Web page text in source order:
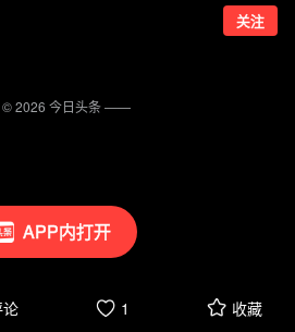
APP内打开
关注
1 收藏
2026 今日头条——